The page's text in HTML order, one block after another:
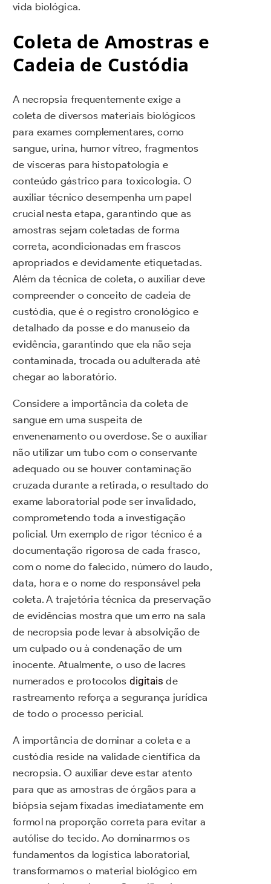
vida biológica.
Coleta de Amostras e
Cadeia de Custódia
A necropsia frequentemente exige a
coleta de diversos materiais biológicos
para exames complementares, como
sangue, urina, humor vítreo, fragmentos
de vísceras para histopatologia e
conteúdo gástrico para toxicologia. O
auxiliar técnico desempenha um papel
crucial nesta etapa, garantindo que as
amostras sejam coletadas de forma
correta, acondicionadas em frascos
apropriados e devidamente etiquetadas.
Além da técnica de coleta, o auxiliar deve
compreender o conceito de cadeia de
custódia, que é o registro cronológico e
detalhado da posse e do manuseio da
evidência, garantindo que ela não seja
contaminada, trocada ou adulterada até
chegar ao laboratório.
Considere a importância da coleta de
sangue em uma suspeita de
envenenamento ou overdose. Se o auxiliar
não utilizar um tubo com o conservante
adequado ou se houver contaminação
cruzada durante a retirada, o resultado do
exame laboratorial pode ser invalidado,
comprometendo toda a investigação
policial. Um exemplo de rigor técnico é a
documentação rigorosa de cada frasco,
com o nome do falecido, número do laudo,
data, hora e o nome do responsável pela
coleta. A trajetória técnica da preservação
de evidências mostra que um erro na sala
de necropsia pode levar à absolvição de
um culpado ou à condenação de um
inocente. Atualmente, o uso de lacres
numerados e protocolos digitais de
rastreamento reforça a segurança jurídica
de todo o processo pericial.
A importância de dominar a coleta e a
custódia reside na validade científica da
necropsia. O auxiliar deve estar atento
para que as amostras de órgãos para a
biópsia sejam fixadas imediatamente em
formol na proporção correta para evitar a
autólise do tecido. Ao dominarmos os
fundamentos da logística laboratorial,
transformamos o material biológico em